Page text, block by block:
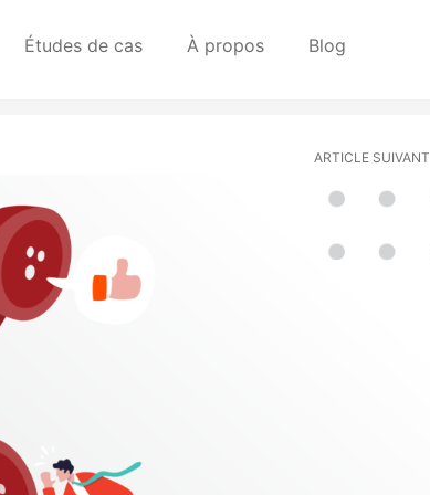
Études de cas À propos Blog
ARTICLE SUIVANT